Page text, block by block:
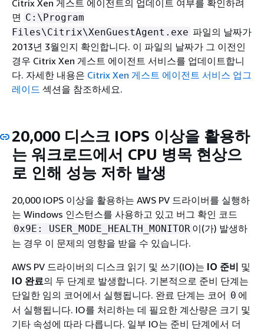
Citrix Xen 게스트 에이전트의 업데이트 여부를 확인하려
면 C:\Program
Files\Citrix\XenGuestAgent.exe 파일의 날짜가
2013년 3월인지 확인합니다. 이 파일의 날짜가 그 이전인
경우 Citrix Xen 게스트 에이전트 서비스를 업데이트합니
다. 자세한 내용은 Citrix Xen 게스트 에이전트 서비스 업그
레이드 섹션을 참조하세요.
20,000 디스크 IOPS 이상을 활용하
는 워크로드에서 CPU 병목 현상으
로 인해 성능 저하 발생
20,000 IOPS 이상을 활용하는 AWS PV 드라이버를 실행하
는 Windows 인스턴스를 사용하고 있고 버그 확인 코드
0x9E: USER_MODE_HEALTH_MONITOR 이(가) 발생하
는 경우 이 문제의 영향을 받을 수 있습니다.
AWS PV 드라이버의 디스크 읽기 및 쓰기(IO)는 IO 준비 및
IO 완료의 두 단계로 발생합니다. 기본적으로 준비 단계는
단일한 임의 코어에서 실행됩니다. 완료 단계는 코어 0 에
서 실행됩니다. IO를 처리하는 데 필요한 계산량은 크기 및
기타 속성에 따라 다릅니다. 일부 IO는 준비 단계에서 더